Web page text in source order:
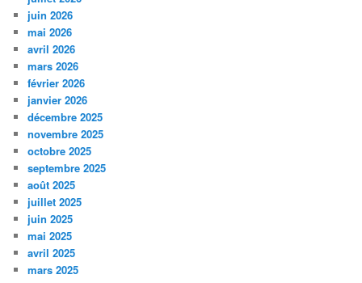
juin 2026
mai 2026
avril 2026
mars 2026
février 2026
janvier 2026
décembre 2025
novembre 2025
octobre 2025
septembre 2025
août 2025
juillet 2025
juin 2025
mai 2025
avril 2025
mars 2025